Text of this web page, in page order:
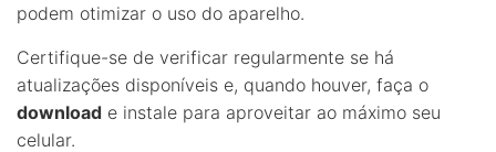
podem otimizar o uso do aparelho.
Certifique-se de verificar regularmente se há
atualizações disponíveis e, quando houver, faça o
download e instale para aproveitar ao máximo seu
celular.